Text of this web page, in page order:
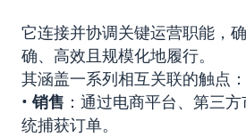
它连接并协调关键运营职能，
确、高效且规模化地履行。
其涵盖一系列相互关联的触点：
•销售 ：通过电商平台、第三
统捕获订单。